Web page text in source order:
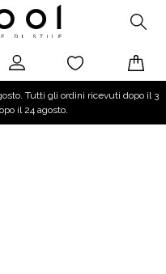
Tutti gli ordini ricevuti dopo il 3
il 24 agosto.